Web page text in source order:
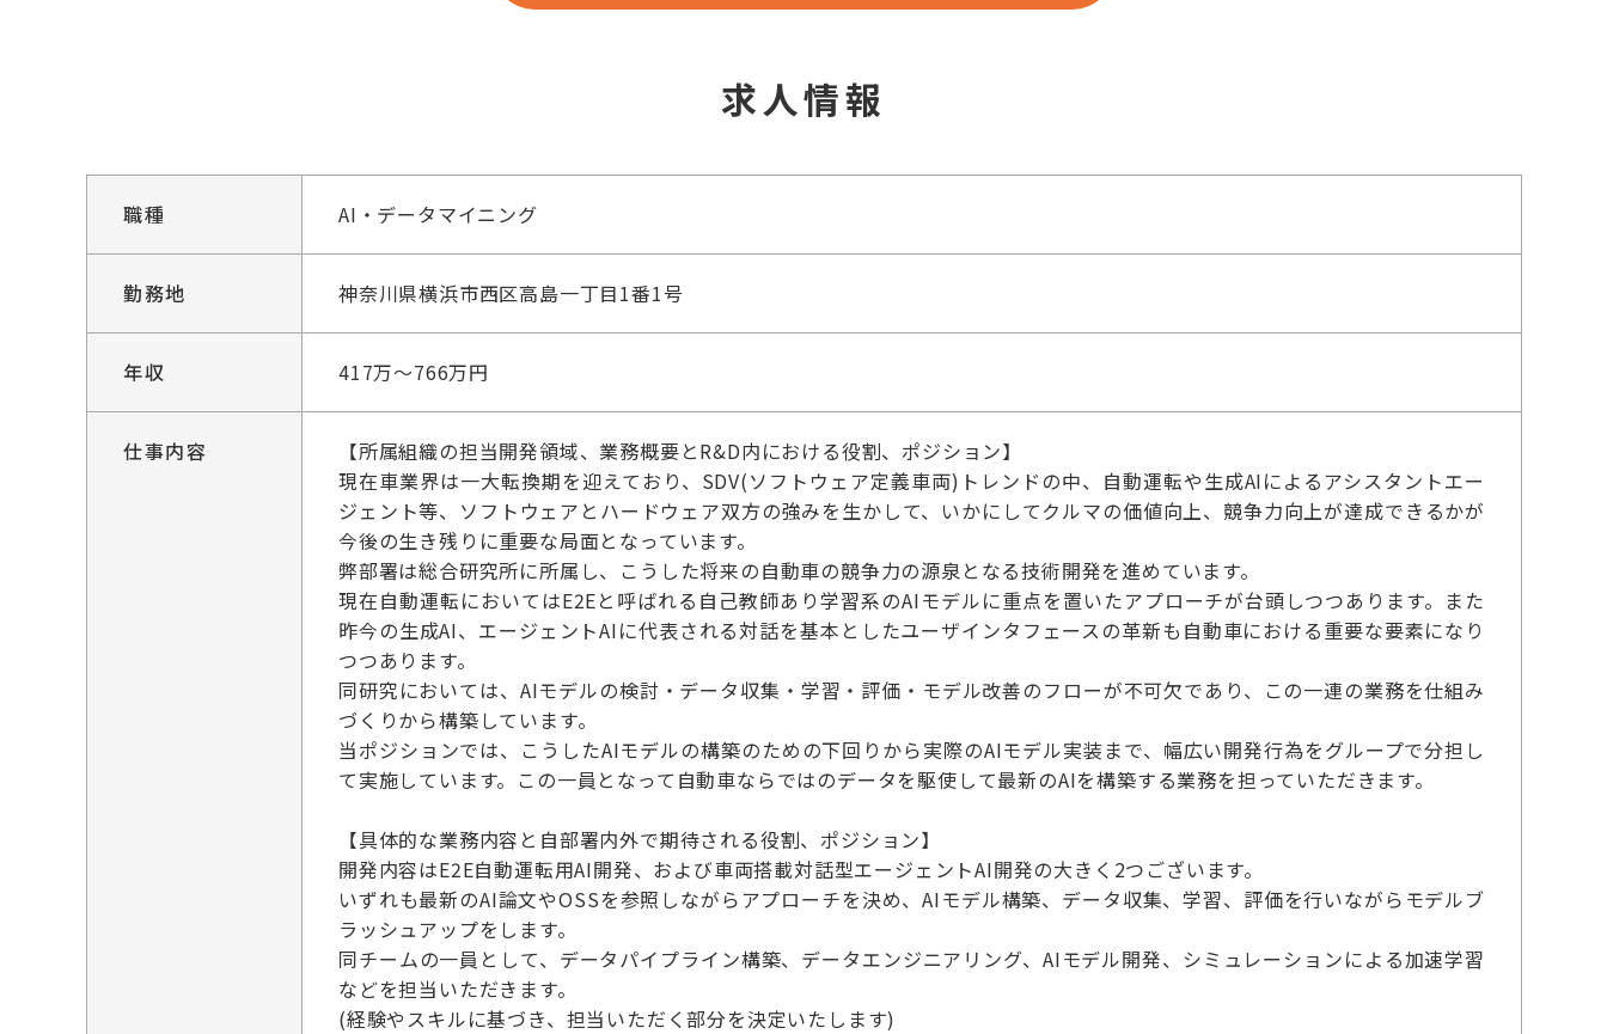
求人情報
職種 AI・データマイニング
勤務地 神奈川県横浜市西区高島一丁目1番1号
年収 417万～766万円
仕事内容
【所属組織の担当開発領域、業務概要とR&D内における役割、ポジション】
現在車業界は一大転換期を迎えており、SDV(ソフトウェア定義車両)トレンドの中、自動運転や生成AIによるアシスタントエー
ジェント等、ソフトウェアとハードウェア双方の強みを生かして、いかにしてクルマの価値向上、競争力向上が達成できるかが
今後の生き残りに重要な局面となっています。
弊部署は総合研究所に所属し、こうした将来の自動車の競争力の源泉となる技術開発を進めています。
現在自動運転においてはE2Eと呼ばれる自己教師あり学習系のAIモデルに重点を置いたアプローチが台頭しつつあります。また
昨今の生成AI、エージェントAIに代表される対話を基本としたユーザインタフェースの革新も自動車における重要な要素になり
つつあります。
同研究においては、AIモデルの検討・データ収集・学習・評価・モデル改善のフローが不可欠であり、この一連の業務を仕組み
づくりから構築しています。
当ポジションでは、こうしたAIモデルの構築のための下回りから実際のAIモデル実装まで、幅広い開発行為をグループで分担し
て実施しています。この一員となって自動車ならではのデータを駆使して最新のAIを構築する業務を担っていただきます。
【具体的な業務内容と自部署内外で期待される役割、ポジション】
開発内容はE2E自動運転用AI開発、および車両搭載対話型エージェントAI開発の大きく2つございます。
いずれも最新のAI論文やOSSを参照しながらアプローチを決め、AIモデル構築、データ収集、学習、評価を行いながらモデルブ
ラッシュアップをします。
同チームの一員として、データパイプライン構築、データエンジニアリング、AIモデル開発、シミュレーションによる加速学習
などを担当いただきます。
(経験やスキルに基づき、担当いただく部分を決定いたします)